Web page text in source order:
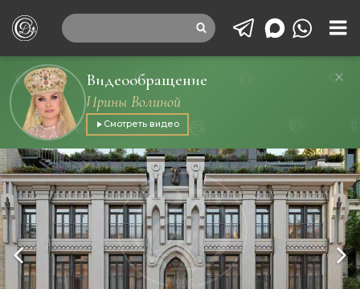
Видеообращение
Ирины Волиной
Смотреть видео